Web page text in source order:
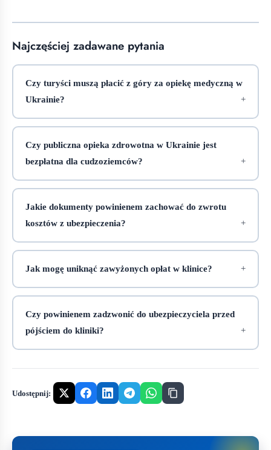
Najczęściej zadawane pytania
Czy turyści muszą płacić z góry za opiekę medyczną w
Ukrainie?
Czy publiczna opieka zdrowotna w Ukrainie jest
bezpłatna dla cudzoziemców?
Jakie dokumenty powinienem zachować do zwrotu
kosztów z ubezpieczenia?
Jak mogę uniknąć zawyżonych opłat w klinice?
Czy powinienem zadzwonić do ubezpieczyciela przed
pójściem do kliniki?
Udostępnij: